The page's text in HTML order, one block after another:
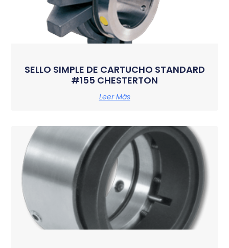
SELLO SIMPLE DE CARTUCHO STANDARD
#155 CHESTERTON
Leer Más